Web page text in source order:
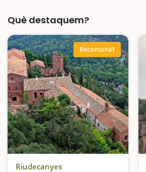
comarca del…
Què destaquem?
Recomanat
Riudecanyes